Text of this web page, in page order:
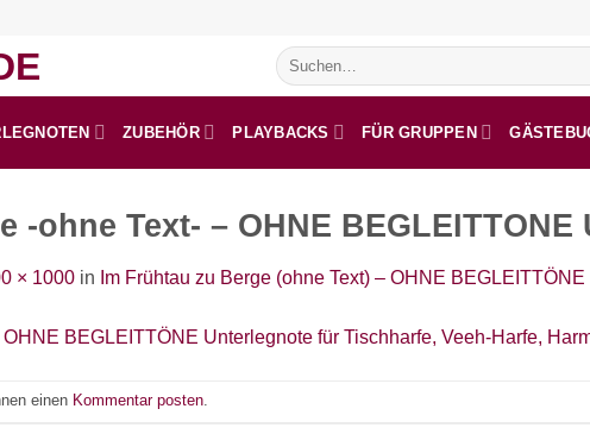
Suchen
nach:
ZUBEHÖR PLAYBACKS FÜR GRUPPEN
-ohne Text- – OHNE
× 1000 in Im Frühtau zu Berge (ohne Text) – OHNE
einen Kommentar posten.